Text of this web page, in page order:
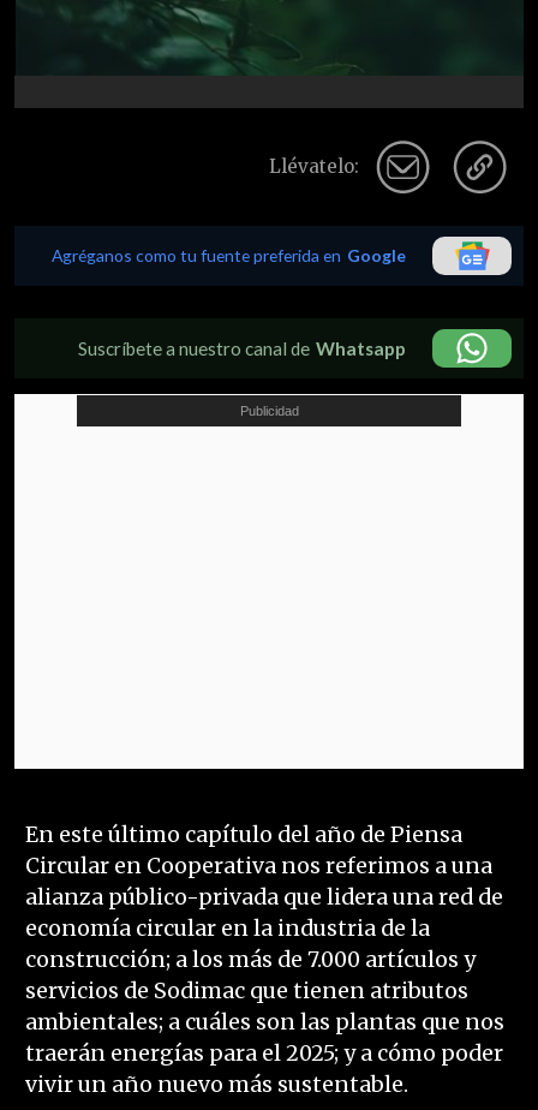
Llévatelo:
Agréganos como tu fuente preferida en Google
Suscríbete a nuestro canal de Whatsapp
En este último capítulo del año de Piensa
Circular en Cooperativa nos referimos a una
alianza público-privada que lidera una red de
economía circular en la industria de la
construcción; a los más de 7.000 artículos y
servicios de Sodimac que tienen atributos
ambientales; a cuáles son las plantas que nos
traerán energías para el 2025; y a cómo poder
vivir un año nuevo más sustentable.